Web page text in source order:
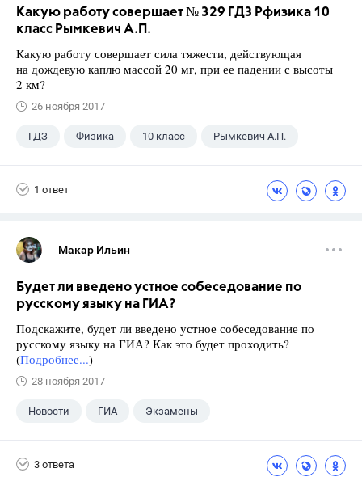
Какую работу совершает № 329 ГДЗ Рфизика 10
класс Рымкевич А.П.
Какую работу совершает сила тяжести, действующая
на дождевую каплю массой 20 мг, при ее падении с высоты
2 км?
26 ноября 2017
ГДЗ Физика 10 класс Рымкевич А.П.
1 ответ
Макар Ильин
Будет ли введено устное собеседование по
русскому языку на ГИА?
Подскажите, будет ли введено устное собеседование по
русскому языку на ГИА? Как это будет проходить?
(Подробнее...)
28 ноября 2017
Новости ГИА Экзамены
3 ответа